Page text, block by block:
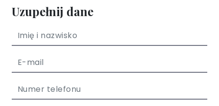
Uzupełnij dane